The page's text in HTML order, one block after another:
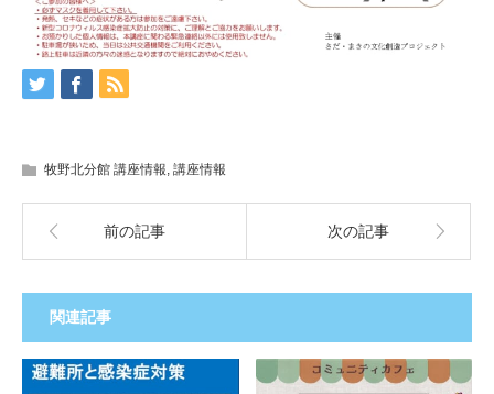
牧野北分館 講座情報 講座情報
前の記事 次の記事
関連記事